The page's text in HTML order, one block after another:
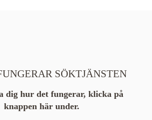
SÖKTJÄNSTEN
dig hur det fungerar, klicka på
knappen här under.